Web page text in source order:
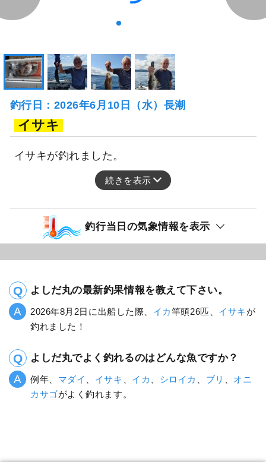
釣行日：2026年6月10日（水）長潮
イサキ
イサキが釣れました。
続きを表示
釣行当日の気象情報を表示
よしだ丸の最新釣果情報を教えて下さい。
2026年8月2日に出船した際、 イカ竿頭26匹、 イサキが
釣れました！
よしだ丸でよく釣れるのはどんな魚ですか？
例年、 マダイ イサキ イカ シロイカ ブリ
オニ
カサゴがよく釣れます。